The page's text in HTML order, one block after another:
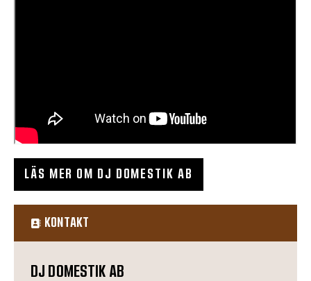
LÄS MER OM DJ DOMESTIK AB
KONTAKT
DJ DOMESTIK AB